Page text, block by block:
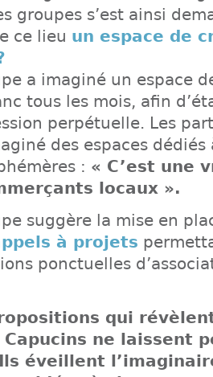
groupes s’est ainsi
ce lieu un espace de
a imaginé un espace
tous les mois, afin
perpétuelle. Les
des espaces dédiés
: « C’est une
locaux ».
suggère la mise en
à projets
ponctuelles
qui
ne laissent
éveillent